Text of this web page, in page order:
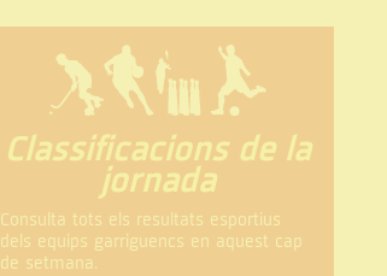
Classificacions de la
jornada
Consulta tots els resultats esportius
dels equips garriguencs en aquest cap
de setmana.